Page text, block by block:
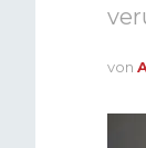
von